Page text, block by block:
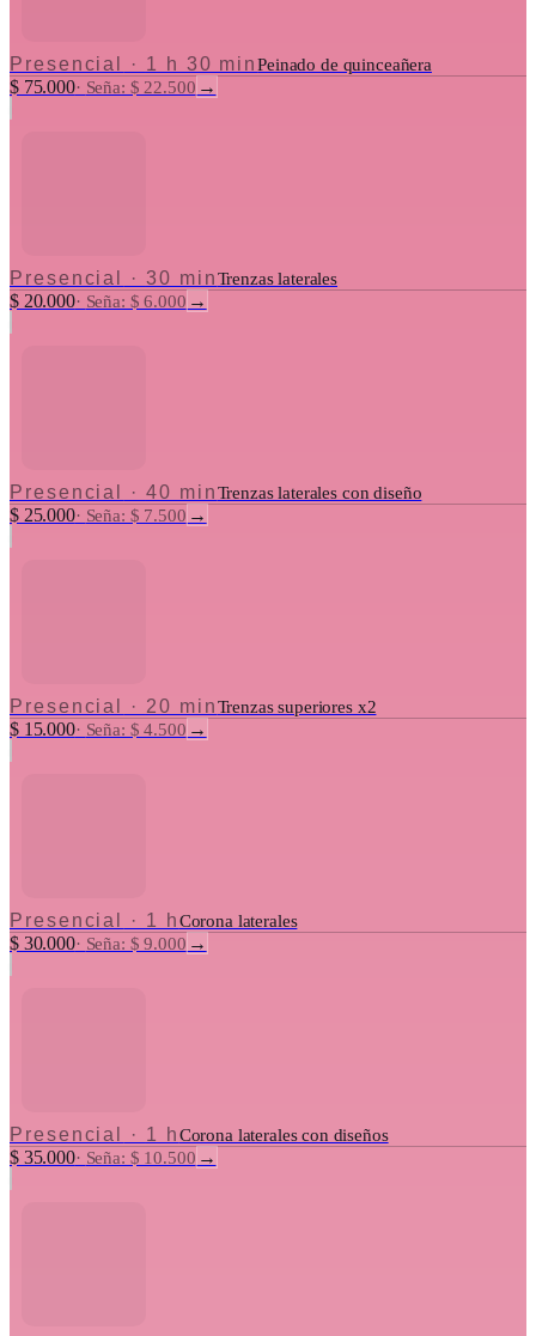
Presencial · 1 h 30 minPeinado de quinceañera
$ 75.000· Seña: $ 22.500 →
Presencial · 30 minTrenzas laterales
$ 20.000· Seña: $ 6.000 →
Presencial · 40 minTrenzas laterales con diseño
$ 25.000· Seña: $ 7.500 →
Presencial · 20 minTrenzas superiores x2
$ 15.000· Seña: $ 4.500 →
Presencial · 1 hCorona laterales
$ 30.000· Seña: $ 9.000 →
Presencial · 1 hCorona laterales con diseños
$ 35.000· Seña: $ 10.500 →